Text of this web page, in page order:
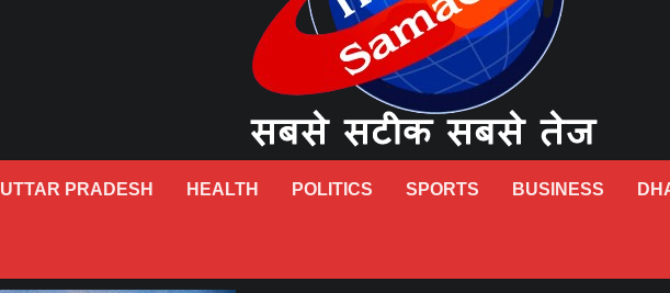
UTTAR PRADESH HEALTH POLITICS SPORTS BUSINESS